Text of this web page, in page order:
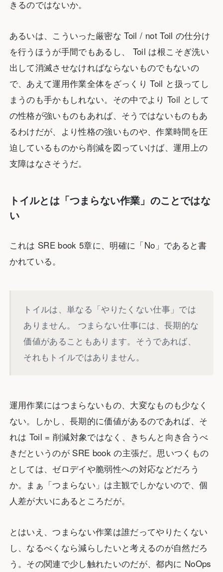
きるのではないか。
あるいは、こういった厳密な Toil / not Toil の仕分け
を行うほうが手間でもあるし、 Toil は根こそぎ洗い
出して消滅させなければならないものでもないの
で、あえて運用作業全体をざっくり Toil と扱ってし
まうのも手かもしれない。その中でより Toil として
の性格が強いものもあれば、そうではないものもあ
るわけだが、より性格の強いものや、作業時間を圧
迫しているものから削減を図っていけば、運用上の
支障はなさそうだ。
トイルとは「つまらない作業」のことではな
い
これは SRE book 5章に、明確に「No」であると書
かれている。
トイルは、単なる「やりたくない仕事」では
ありません。 つまらない仕事には、長期的な
価値があることもあります。そうであれば、
それもトイルではありません。
運用作業にはつまらないもの、大変なものも少なく
ない。しかし、長期的に価値があるのであれば、そ
れは Toil = 削減対象ではなく、きちんと向き合うべ
きだというのが SRE book の主張だ。思いつくもの
としては、ゼロデイや脆弱性への対応などだろう
か。まぁ「つまらない」は主観でしかないので、個
人差が大いにあるところだが。
とはいえ、つまらない作業は誰だってやりたくない
し、なるべくなら減らしたいと考えるのが自然だろ
う。その関連で少し触れたいのだが、都内に NoOps